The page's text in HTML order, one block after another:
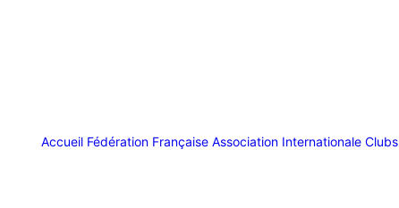
Accueil Fédération Française Association Internationale Clubs